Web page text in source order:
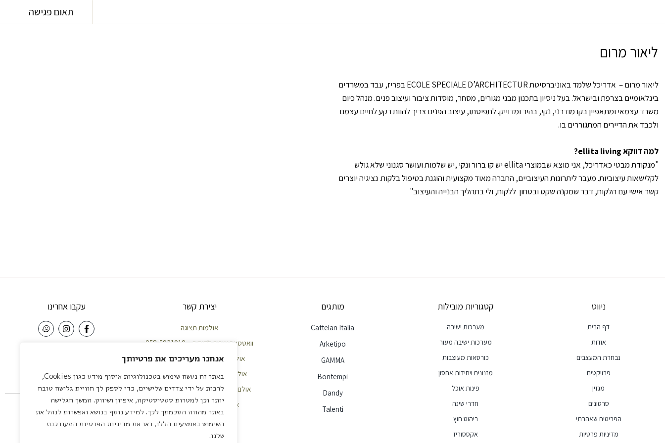
אנחנו מעריכים את פרטיותך
באתר זה נעשה שימוש בטכנולוגיות איסוף מידע כגון Cookies,
לרבות על ידי צדדים שלישיים, כדי לספק לך חוויית גלישה טובה
יותר וכן למטרות סטטיסטיקה, איפיון ושיווק. המשך הגלישה
באתר מהווה הסכמתך לכך. למידע נוסף בנושא ואפשרות לנהל את
השימוש באמצעים הללו, ראו את מדיניות הפרטיות המעודכנת
שלנו.
תאום פגישה
ליאור מרום
ליאור מרום – אדריכל שלמד באוניברסיטתECOLE SPECIALE D’ARCHITECTURבפריז, עבד במשרדים
בינלאומיים בצרפת ובישראל. בעל ניסיון בתכנון מבני מגורים, מסחר, מוסדות ציבור ועיצוב פנים. מנהל כיום
משרד עצמאי ומתאפיין בקו מודרני, נקי, בהיר ומדוייק. לתפיסתו, עיצוב הפנים צריך להוות רקע לחיים עצמם
ולכבד את הדיירים המתגוררים בו.
למה דווקאellita living
?
"מנקודת מבטי כאדריכל, אני מוצא שבמוצרי ellitaיש קו ברור ונקי ,יש שלמות ועושר סגנוני שלא גולש
לקלישאות עיצוביות. מעבר ליתרונות העיצוביים, החברה מאוד מקצועית והוגנת בטיפול בלקוח. נציגיה יוצרים
קשר אישי עם הלקוח, דבר שמקנה שקט ובטחון ללקוח, ולי בתהליך הבנייה והעיצוב"
ניווט
דף הבית
אודות
נבחרת המעצבים
פרויקטים
מגזין
סרטונים
הפריטים שאהבתי
מדיניות פרטיות
קטגוריות מובילות
מערכות ישיבה
מערכות ישיבה מעור
כורסאות מעוצבות
מזנונים ויחידות אחסון
פינות אוכל
חדרי שינה
ריהוט חוץ
אקססוריז
מותגים
Cattelan Italia
Arketipo
GAMMA
Bontempi
Dandy
Talenti
יצירת קשר
אולמות תצוגה
וואטסאפ שירות לקוחות – 058-5921010
אולם תצוגה חיפה – 04-8422642
אולם תצוגה הרצליה – 03-7581111
אולם תצוגה ראשון לציון – 03-7581111
אימייל - service@ellita.co.il
עקבו אחרינו